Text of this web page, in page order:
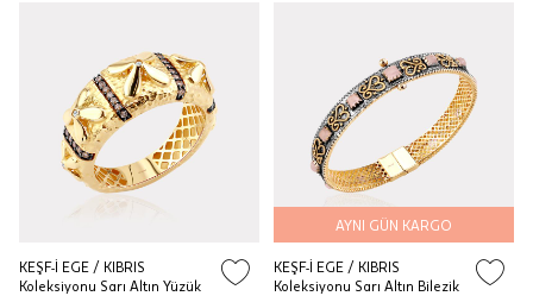
KEŞF-İ EGE / KIBRIS
Koleksiyonu Sarı Altın Yüzük
AYNI GÜN KARGO
KEŞF-İ EGE / KIBRIS
Koleksiyonu Sarı Altın Bilezik